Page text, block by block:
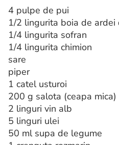
4 pulpe de pui
1/2 lingurita boia de ardei
1/4 lingurita sofran
1/4 lingurita chimion
sare
piper
1 catel usturoi
200 g salota (ceapa mica)
2 linguri vin alb
5 linguri ulei
50 ml supa de legume